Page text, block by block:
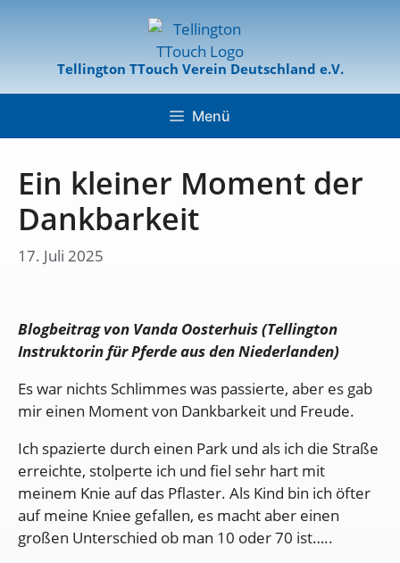
Tellington TTouch Verein Deutschland e.V.
Menü
Ein kleiner Moment der
Dankbarkeit
17. Juli 2025
Blogbeitrag von Vanda Oosterhuis (Tellington
Instruktorin für Pferde aus den Niederlanden)
Es war nichts Schlimmes was passierte, aber es gab
mir einen Moment von Dankbarkeit und Freude.
Ich spazierte durch einen Park und als ich die Straße
erreichte, stolperte ich und fiel sehr hart mit
meinem Knie auf das Pflaster. Als Kind bin ich öfter
auf meine Kniee gefallen, es macht aber einen
großen Unterschied ob man 10 oder 70 ist…..